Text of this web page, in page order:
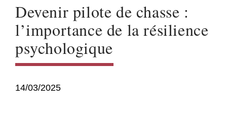
Devenir pilote de chasse :
l’importance de la résilience
psychologique
14/03/2025